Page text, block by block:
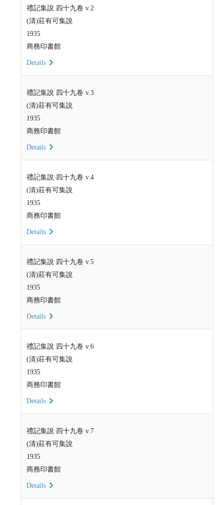
禮記集說 四十九卷 v.2
(清)莊有可集說
1935
商務印書館
Details
禮記集說 四十九卷 v.3
(清)莊有可集說
1935
商務印書館
Details
禮記集說 四十九卷 v.4
(清)莊有可集說
1935
商務印書館
Details
禮記集說 四十九卷 v.5
(清)莊有可集說
1935
商務印書館
Details
禮記集說 四十九卷 v.6
(清)莊有可集說
1935
商務印書館
Details
禮記集說 四十九卷 v.7
(清)莊有可集說
1935
商務印書館
Details